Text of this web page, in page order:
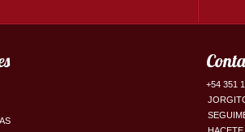
+54 351